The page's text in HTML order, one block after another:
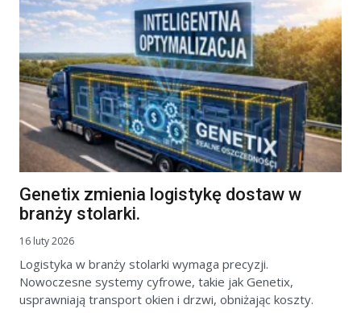
Genetix zmienia logistykę dostaw w
branży stolarki.
16 luty 2026
Logistyka w branży stolarki wymaga precyzji.
Nowoczesne systemy cyfrowe, takie jak Genetix,
usprawniają transport okien i drzwi, obniżając koszty.